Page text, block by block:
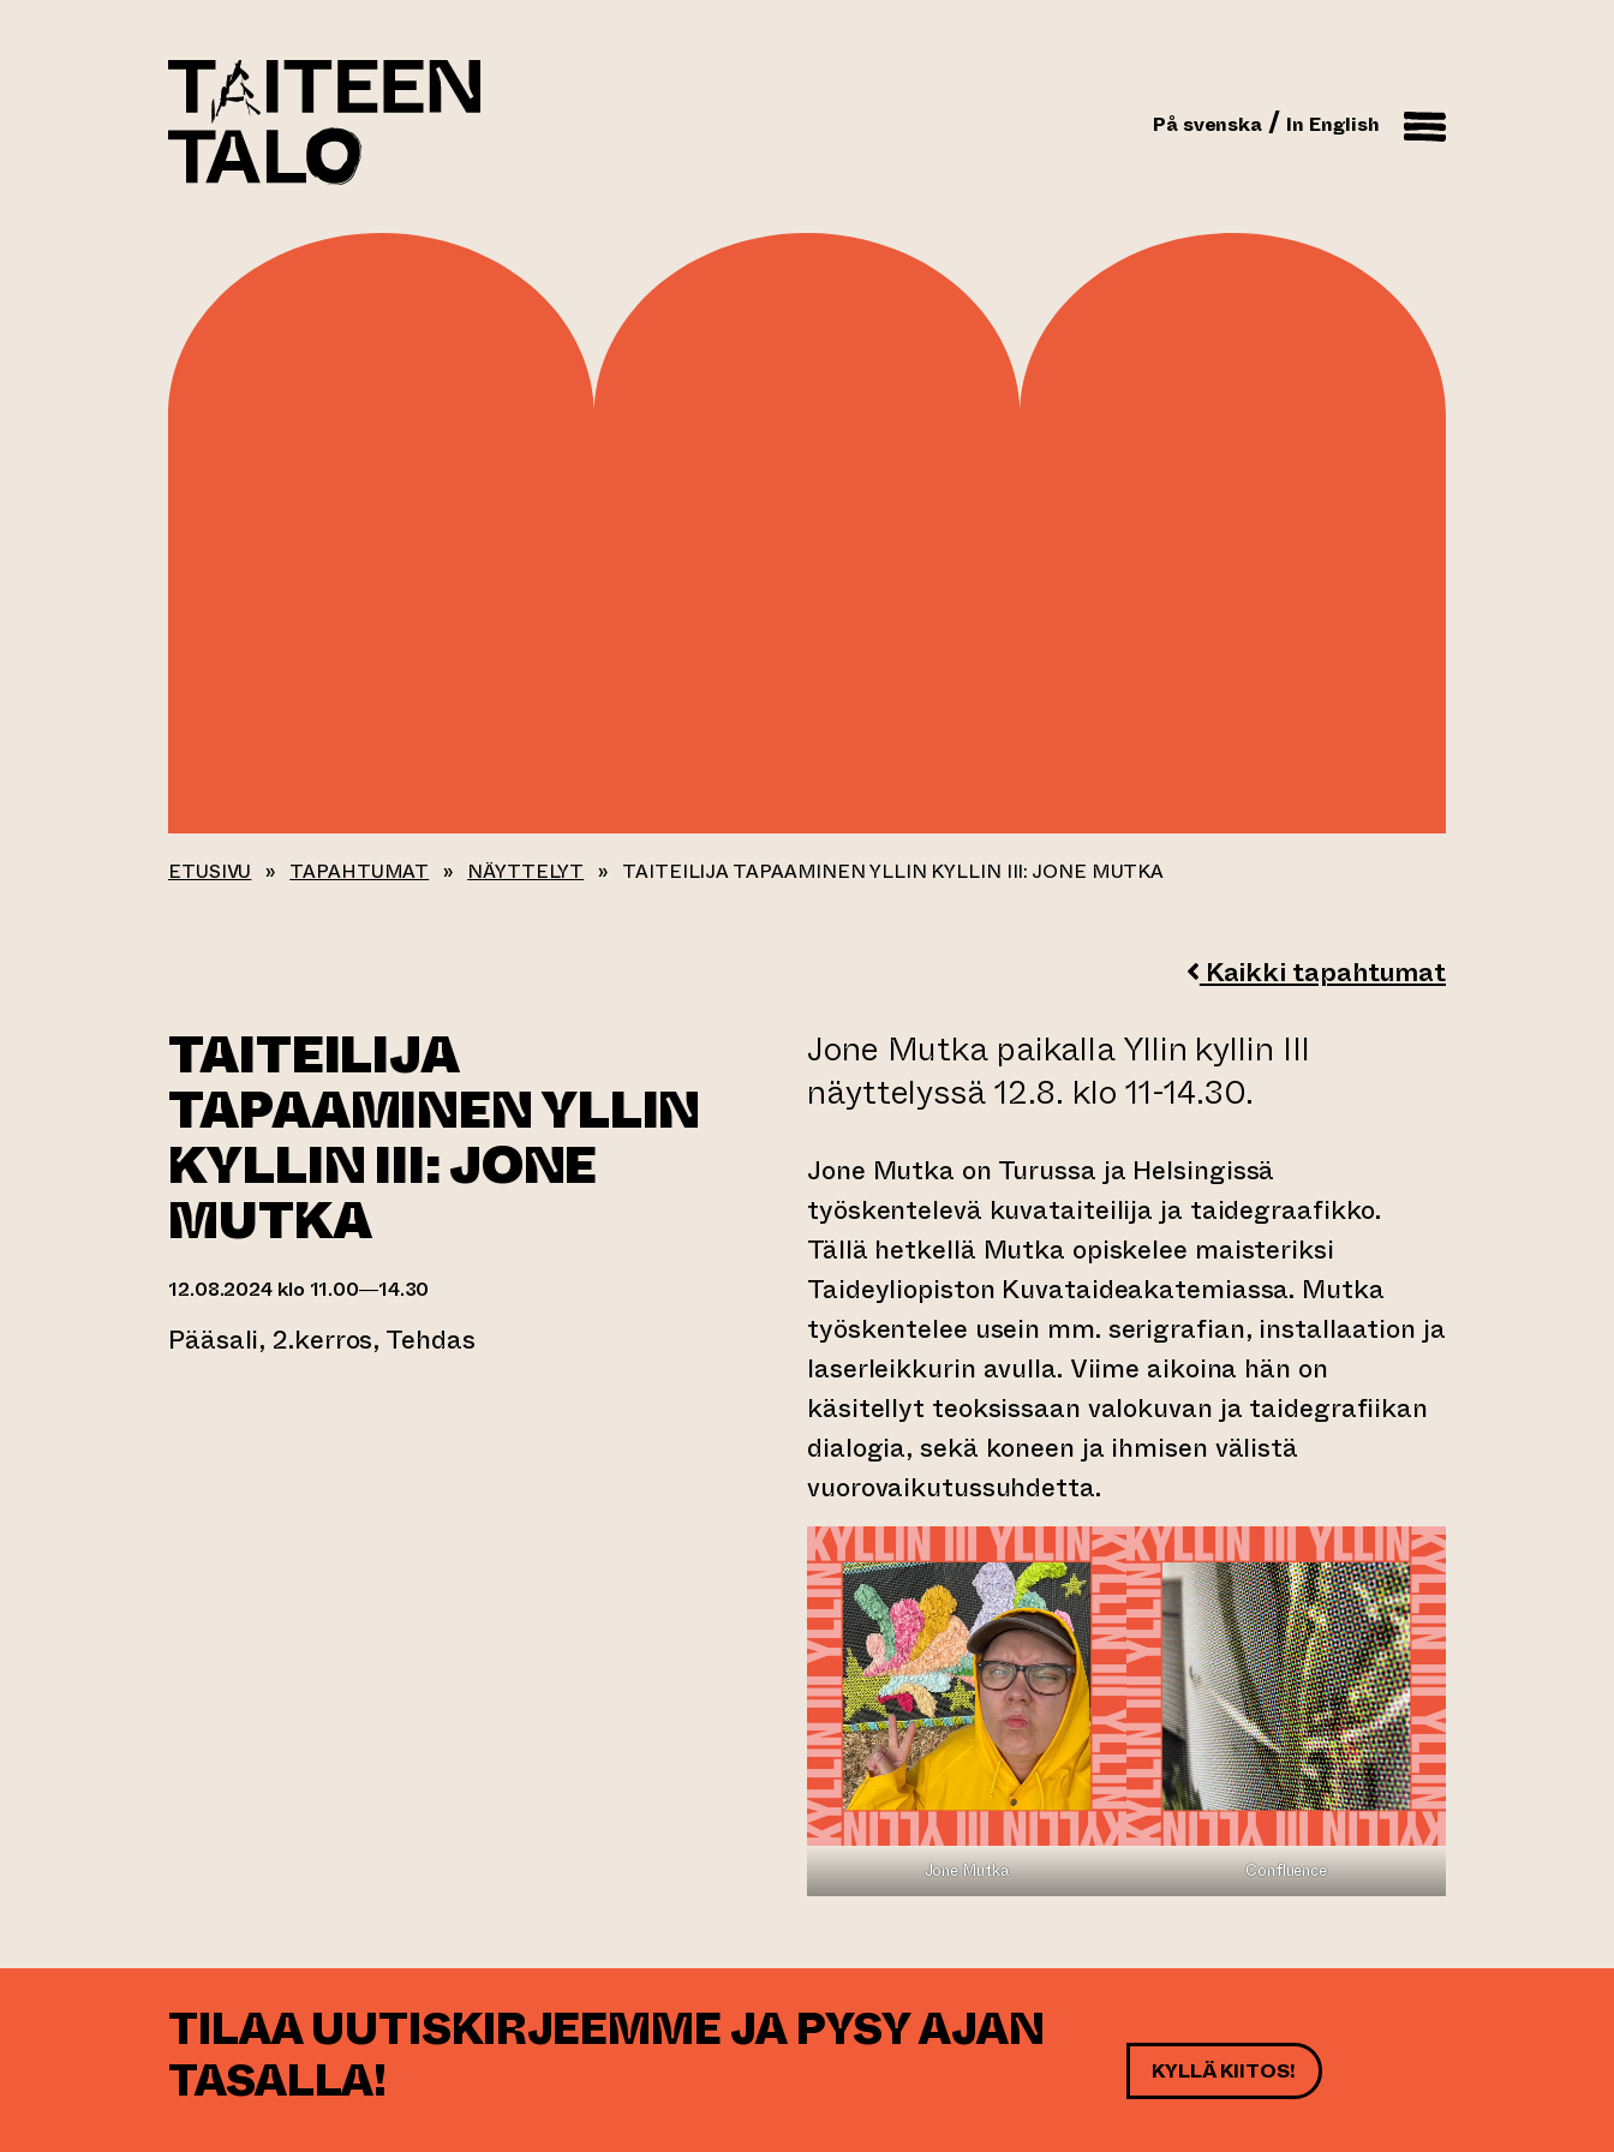
På svenska In English
ETUSIVU » TAPAHTUMAT » NÄYTTELYT » TAITEILIJA TAPAAMINEN YLLIN KYLLIN III: JONE MUTKA
Kaikki tapahtumat
TAITEILIJA
TAPAAMINEN YLLIN
KYLLIN III: JONE
MUTKA
12.08.2024 klo 11.00—14.30
Pääsali, 2.kerros, Tehdas
Jone Mutka paikalla Yllin kyllin III
näyttelyssä 12.8. klo 11-14.30.
Jone Mutka on Turussa ja Helsingissä
työskentelevä kuvataiteilija ja taidegraafikko.
Tällä hetkellä Mutka opiskelee maisteriksi
Taideyliopiston Kuvataideakatemiassa. Mutka
työskentelee usein mm. serigrafian, installaation ja
laserleikkurin avulla. Viime aikoina hän on
käsitellyt teoksissaan valokuvan ja taidegrafiikan
dialogia, sekä koneen ja ihmisen välistä
vuorovaikutussuhdetta.
Jone Mutka Confluence
TILAA UUTISKIRJEEMME JA PYSY AJAN
TASALLA!
KYLLÄ KIITOS!